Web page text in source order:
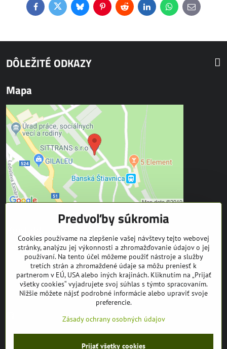
FacebookTwitterBlueskyPinterestReddit LinkedInWhatsApp
E-
mail
DÔLEŽITÉ ODKAZY
Mapa
SITTRANS s.r.o.
Trate Mládeže 1
969 01 Banská Štiavnica
tel: +421 905 608 936
mail:info@equuseu.com
Instagram Youtube
©2026Copyright
Predvoľby súkromia
Cookies používame na zlepšenie vašej návštevy tejto webovej
stránky, analýzu jej výkonnosti a zhromažďovanie údajov o jej
používaní. Na tento účel môžeme použiť nástroje a služby
tretích strán a zhromaždené údaje sa môžu preniesť k
partnerom v EÚ, USA alebo iných krajinách. Kliknutím na „Prijať
všetky cookies“ vyjadrujete svoj súhlas s týmto spracovaním.
Nižšie môžete nájsť podrobné informácie alebo upraviť svoje
preferencie.
Zásady ochrany osobných údajov
Prijať všetky cookies